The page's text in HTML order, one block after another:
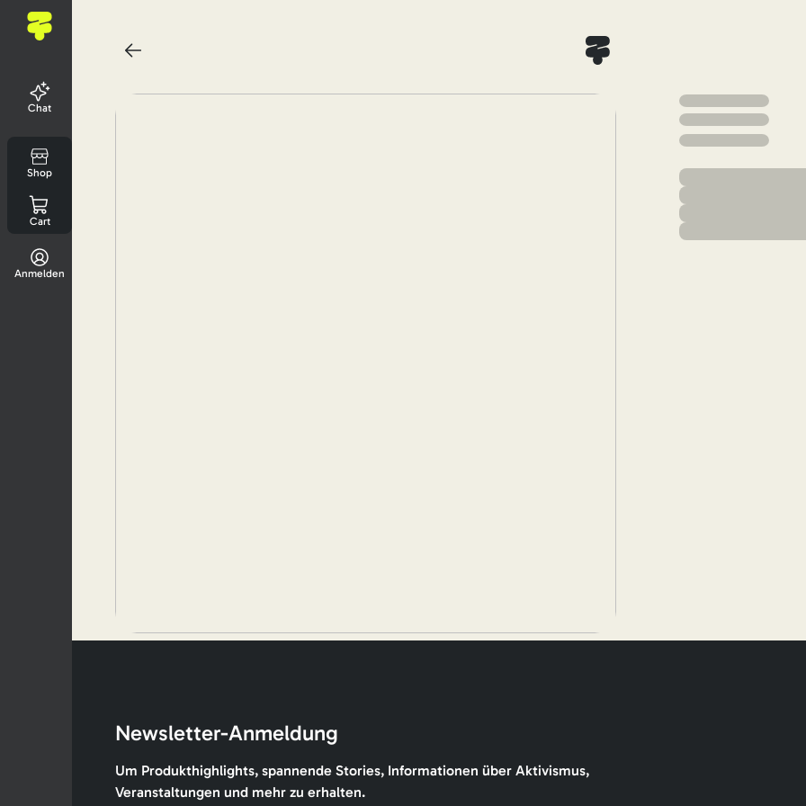
Chat
Shop
Cart
Anmelden
Newsletter-Anmeldung
Um Produkthighlights, spannende Stories, Informationen über Aktivismus,
Veranstaltungen und mehr zu erhalten.